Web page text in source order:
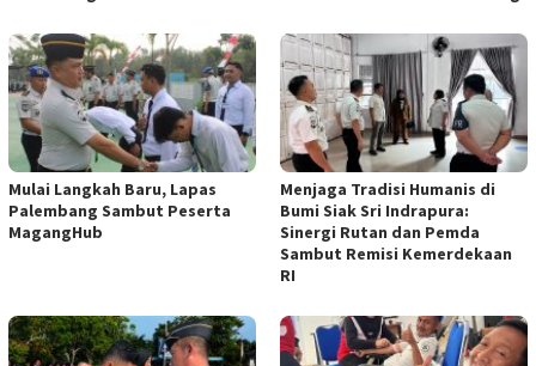
Mulai Langkah Baru, Lapas
Palembang Sambut Peserta
MagangHub
Menjaga Tradisi Humanis di
Bumi Siak Sri Indrapura:
Sinergi Rutan dan Pemda
Sambut Remisi Kemerdekaan
RI